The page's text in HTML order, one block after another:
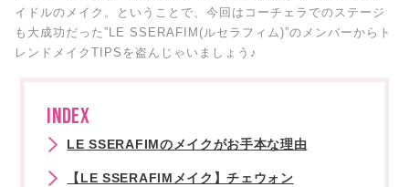
イドルのメイク。ということで、今回はコーチェラでのステージ
も大成功だった”LE SSERAFIM(ルセラフィム)”のメンバーからト
レンドメイクTIPSを盗んじゃいましょう♪
INDEX
LE SSERAFIMのメイクがお手本な理由
【LE SSERAFIMメイク】チェウォン